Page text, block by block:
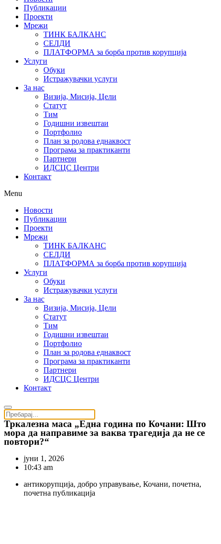
Публикации
Проекти
Мрежи
ТИНК БАЛКАНС
СЕЛДИ
ПЛАТФОРМА за борба против корупција
Услуги
Обуки
Истражувачки услуги
За нас
Визија, Мисија, Цели
Статут
Тим
Годишни извештаи
Портфолио
План за родова еднаквост
Програма за практиканти
Партнери
ИДСЦС Центри
Контакт
Menu
Новости
Публикации
Проекти
Мрежи
ТИНК БАЛКАНС
СЕЛДИ
ПЛАТФОРМА за борба против корупција
Услуги
Обуки
Истражувачки услуги
За нас
Визија, Мисија, Цели
Статут
Тим
Годишни извештаи
Портфолио
План за родова еднаквост
Програма за практиканти
Партнери
ИДСЦС Центри
Контакт
Тркалезна маса „Една година по Кочани: Што
мора да направиме за ваква трагедија да не се
повтори?“
јуни 1, 2026
10:43 am
антикорупција, добро управување, Кочани, почетна,
почетна публикација